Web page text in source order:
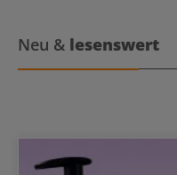
Neu & lesenswert